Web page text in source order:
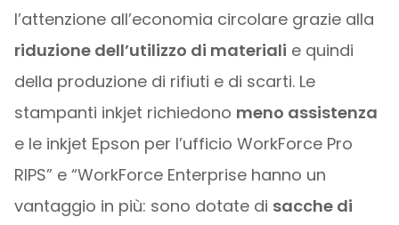
l’attenzione all’economia circolare grazie alla
riduzione dell’utilizzo di materiali e quindi
della produzione di rifiuti e di scarti. Le
stampanti inkjet richiedono meno assistenza
e le inkjet Epson per l’ufficio WorkForce Pro
RIPS” e “WorkForce Enterprise hanno un
vantaggio in più: sono dotate di sacche di